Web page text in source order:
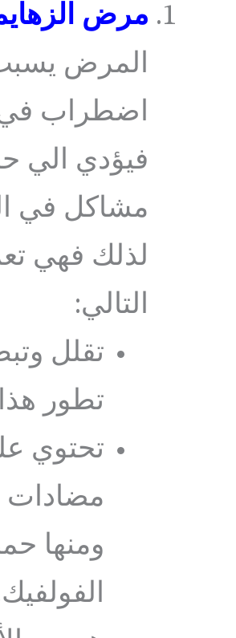
مرض
المرض
اضطراب في
فيؤدي الي
مشاكل في
لذلك فهي
التالي:
تقلل
تطور
تحتوي
مضادات
ومنها